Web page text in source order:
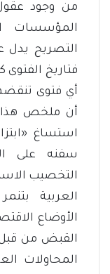
من وجود
المؤسسات
التصريح يدل
فتاريخ الفتوى
أي فتوى
أن ملخص هذا
استساغ
سفنه على
التخصيب
العربية
الأوضاع
القبض من قبل
المحاولات